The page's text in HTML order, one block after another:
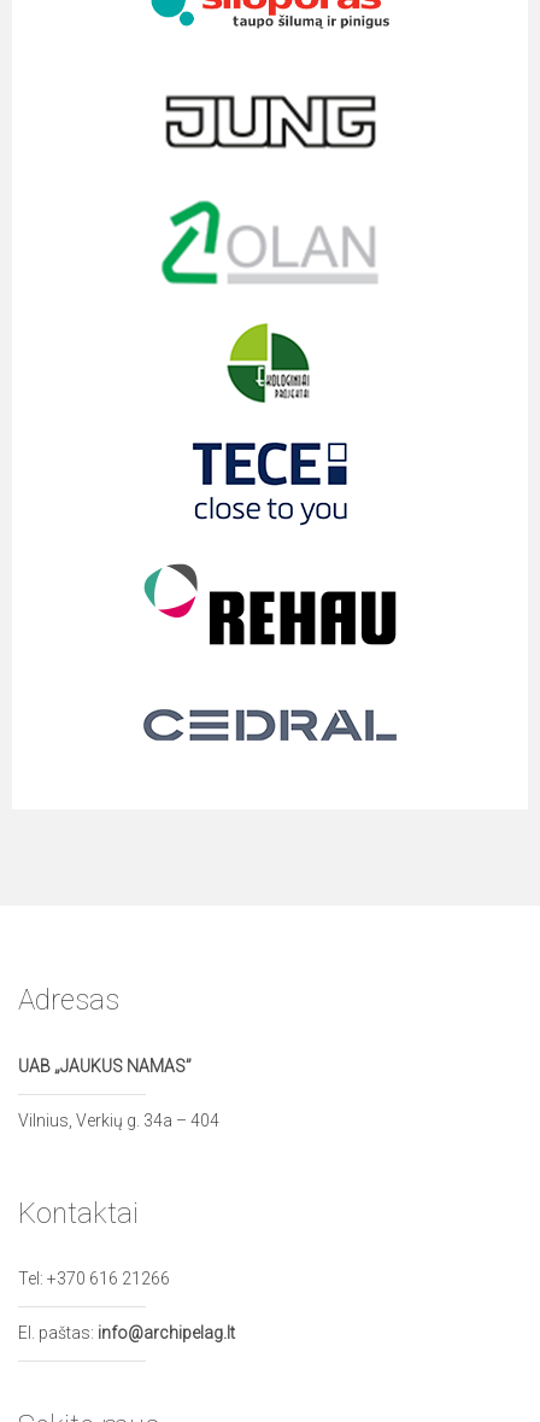
Adresas
UAB „JAUKUS NAMAS”
Vilnius, Verkių g. 34a – 404
Kontaktai
Tel: +370 616 21266
El. paštas: info@archipelag.lt